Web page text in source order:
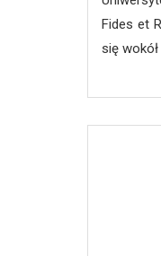
Fides et
się
sobie